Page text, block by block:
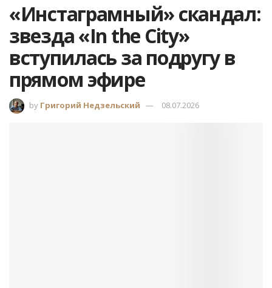
«Инстаграмный» скандал:
звезда «In the City»
вступилась за подругу в
прямом эфире
by Григорий Недзельский 08.07.2026